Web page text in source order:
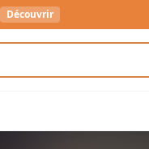
Découvrir